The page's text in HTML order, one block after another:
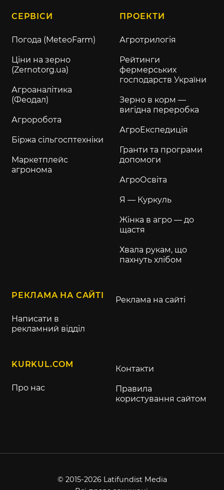
СЕРВІСИ
Погода (MeteoFarm)
Ціни на зерно
(Zernotorg.ua)
Агроаналітика
(Феодал)
Агроробота
Біржа сільгосптехніки
Маркетплейс
агронома
ПРОЕКТИ
Агротрилогія
Рейтинги
фермерських
господарств України
Зерно в корм —
вигідна переробка
АгроЕкспедиція
Гранти та програми
допомоги
АгроОсвіта
Я — Куркуль
Жінка в агро — до
щастя
Хвала рукам, що
пахнуть хлібом
РЕКЛАМА НА САЙТІ
Написати в
рекламний відділ
Реклама на сайті
KURKUL.COM
Про нас
Контакти
Правила
користування сайтом
© 2015-2026 Latifundist Media